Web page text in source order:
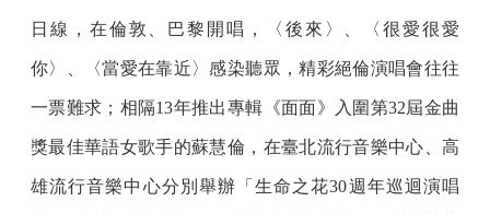
日線，在倫敦、巴黎開唱，〈後來〉、〈很愛很愛
你〉、〈當愛在靠近〉感染聽眾，精彩絕倫演唱會往往
一票難求；相隔13年推出專輯《面面》入圍第32屆金曲
獎最佳華語女歌手的蘇慧倫，在臺北流行音樂中心、高
雄流行音樂中心分別舉辦「生命之花30週年巡迴演唱